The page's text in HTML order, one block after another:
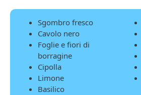
Sgombro fresco
Cavolo nero
Foglie e fiori di
borragine
Cipolla
Limone
Basilico